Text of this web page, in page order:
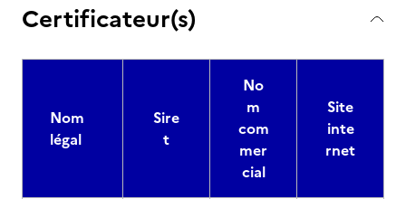
Certificateur(s)
Nom
légal
Sire
t
No
m
com
mer
cial
Site
inte
rnet